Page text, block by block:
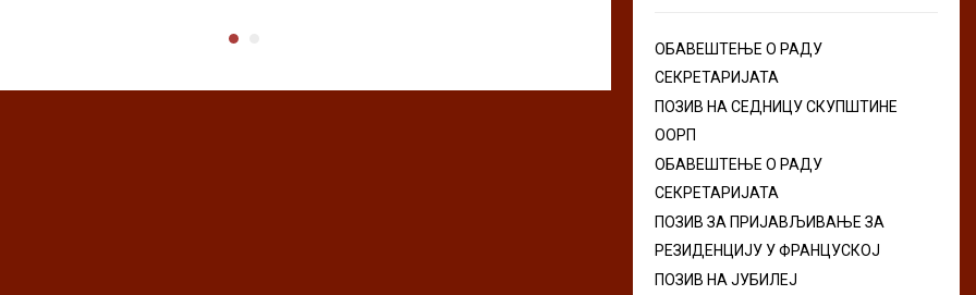
ОБАВЕШТЕЊЕ О РАДУ
СЕКРЕТАРИЈАТА
ПОЗИВ НА СЕДНИЦУ СКУПШТИНЕ
ООРП
ОБАВЕШТЕЊЕ О РАДУ
СЕКРЕТАРИЈАТА
ПОЗИВ ЗА ПРИЈАВЉИВАЊЕ ЗА
РЕЗИДЕНЦИЈУ У ФРАНЦУСКОЈ
ПОЗИВ НА ЈУБИЛЕЈ